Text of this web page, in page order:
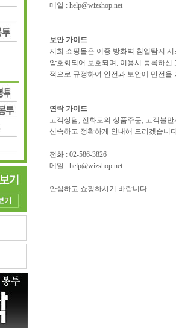
메일 : help@wizshop.net
보안 가이드
저희 쇼핑몰은 이중 방화벽 침입탐지 시
암호화되어 보호되며, 이용시 등록하
적으로 규정하여 안전과 보안에 만전
연락 가이드
고객상담, 전화로의 상품주문, 고객불
신속하고 정확하게 안내해 드리겠습니
전화 : 02-586-3826
메일 : help@wizshop.net
안심하고 쇼핑하시기 바랍니다.